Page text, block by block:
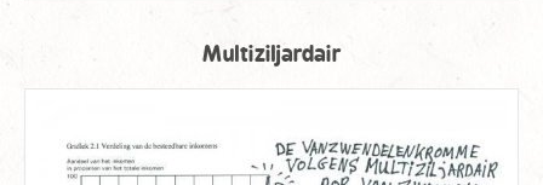
Multiziljardair